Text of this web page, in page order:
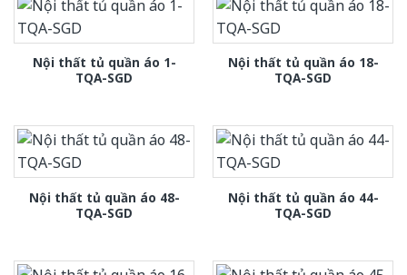
Nội thất tủ quần áo 1-
TQA-SGD
Nội thất tủ quần áo 18-
TQA-SGD
Nội thất tủ quần áo 48-
TQA-SGD
Nội thất tủ quần áo 44-
TQA-SGD